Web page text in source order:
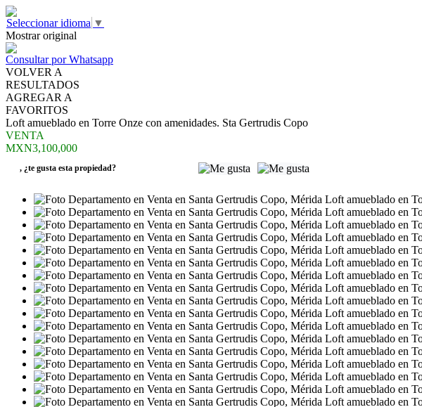
Seleccionar idioma ▼
Mostrar original
Consultar por Whatsapp
VOLVER A
RESULTADOS
AGREGAR A
FAVORITOS
Loft amueblado en Torre Onze con amenidades. Sta Gertrudis Copo
VENTA
MXN3,100,000
, ¿te gusta esta propiedad?